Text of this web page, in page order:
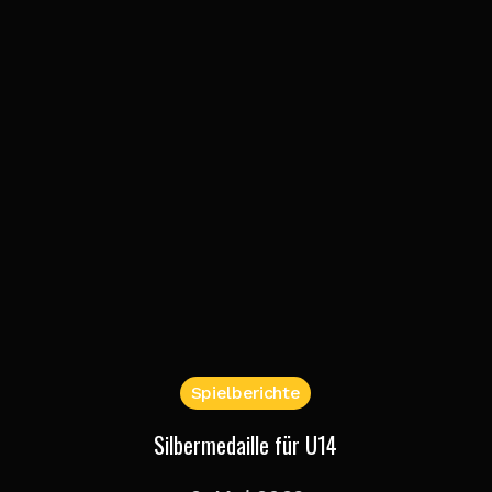
Spielberichte
Silbermedaille für U14